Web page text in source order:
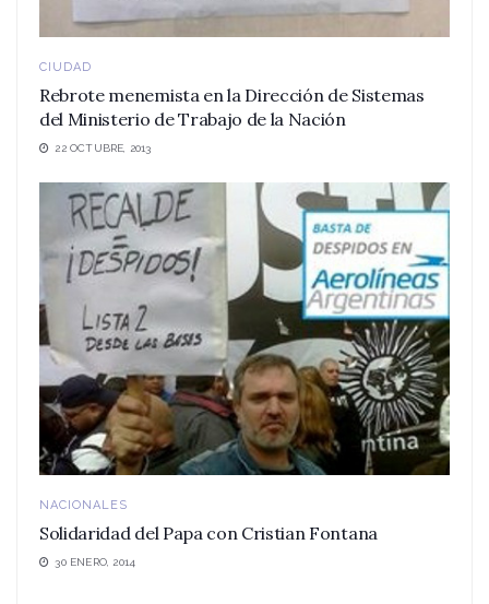
CIUDAD
Rebrote menemista en la Dirección de Sistemas
del Ministerio de Trabajo de la Nación
22 OCTUBRE, 2013
NACIONALES
Solidaridad del Papa con Cristian Fontana
30 ENERO, 2014